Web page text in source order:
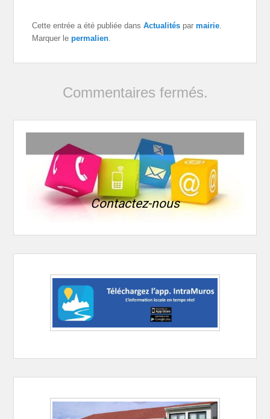
Cette entrée a été publiée dansActualités parmairie
Marquer lepermalien
Commentaires fermés.
Contactez-nous